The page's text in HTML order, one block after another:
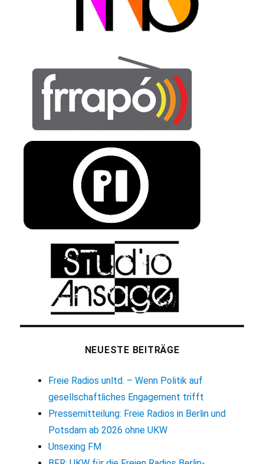
NEUESTE BEITRÄGE
Freie Radios unltd. – Wenn Politik auf
gesellschaftliches Engagement trifft
Pressemitteilung: Freie Radios in Berlin und
Potsdam ab 2026 ohne UKW
Unsexing FM